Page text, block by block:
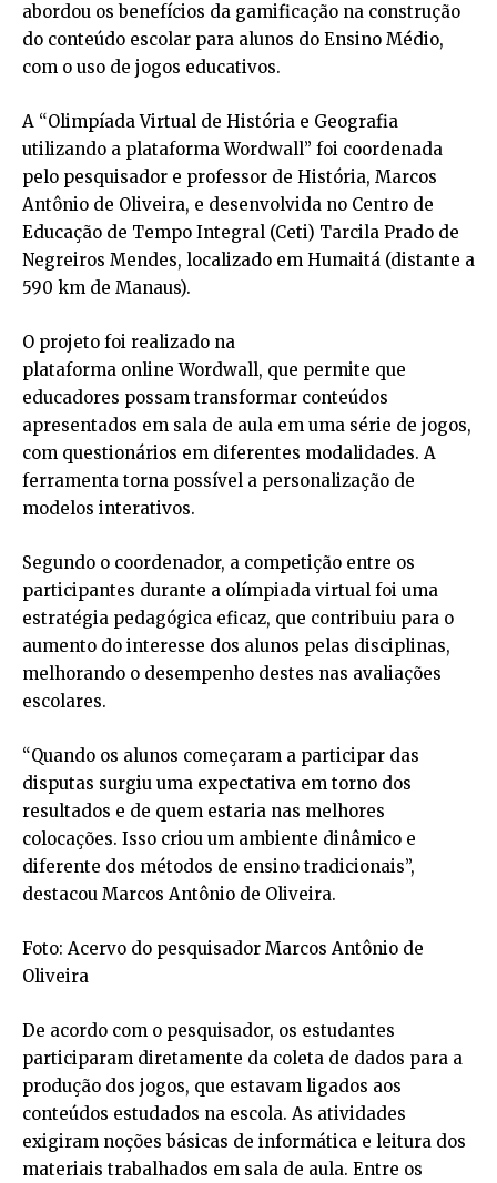
abordou os benefícios da gamificação na construção
do conteúdo escolar para alunos do Ensino Médio,
com o uso de jogos educativos.
A “Olimpíada Virtual de História e Geografia
utilizando a plataforma Wordwall” foi coordenada
pelo pesquisador e professor de História, Marcos
Antônio de Oliveira, e desenvolvida no Centro de
Educação de Tempo Integral (Ceti) Tarcila Prado de
Negreiros Mendes, localizado em Humaitá (distante a
590 km de Manaus).
O projeto foi realizado na
plataforma online Wordwall, que permite que
educadores possam transformar conteúdos
apresentados em sala de aula em uma série de jogos,
com questionários em diferentes modalidades. A
ferramenta torna possível a personalização de
modelos interativos.
Segundo o coordenador, a competição entre os
participantes durante a olímpiada virtual foi uma
estratégia pedagógica eficaz, que contribuiu para o
aumento do interesse dos alunos pelas disciplinas,
melhorando o desempenho destes nas avaliações
escolares.
“Quando os alunos começaram a participar das
disputas surgiu uma expectativa em torno dos
resultados e de quem estaria nas melhores
colocações. Isso criou um ambiente dinâmico e
diferente dos métodos de ensino tradicionais”,
destacou Marcos Antônio de Oliveira.
Foto: Acervo do pesquisador Marcos Antônio de
Oliveira
De acordo com o pesquisador, os estudantes
participaram diretamente da coleta de dados para a
produção dos jogos, que estavam ligados aos
conteúdos estudados na escola. As atividades
exigiram noções básicas de informática e leitura dos
materiais trabalhados em sala de aula. Entre os